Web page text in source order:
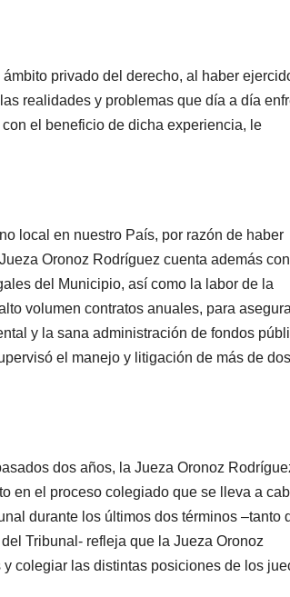
privado del derecho, al haber
realidades y problemas que día a día
el beneficio de dicha experiencia, le
local en nuestro País, por razón de haber
Oronoz Rodríguez cuenta además
del Municipio, así como la labor de la
volumen contratos anuales, para
y la sana administración de fondos
el manejo y litigación de más de dos
dos años, la Jueza Oronoz
en el proceso colegiado que se lleva a
durante los últimos dos términos –tanto
Tribunal- refleja que la Jueza Oronoz
colegiar las distintas posiciones de los